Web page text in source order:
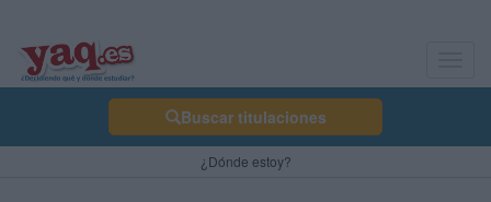
Buscar titulaciones
¿Dónde estoy?